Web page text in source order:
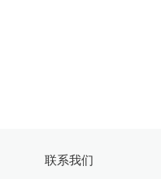
联系我们